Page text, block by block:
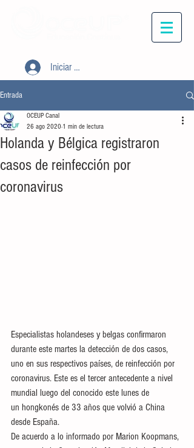
Iniciar sesión
Entrada
Holanda y Bélgica registraron
casos de reinfección por
coronavirus
OCEUP Canal
26 ago 2020 1 min de lectura
Especialistas holandeses y belgas confirmaron
durante este martes la detección de dos casos,
uno en sus respectivos países, de reinfección por
coronavirus. Este es el tercer antecedente a nivel
mundial luego del conocido este lunes de
un hongkonés de 33 años que volvió a China
desde España.
De acuerdo a lo informado por Marion Koopmans,